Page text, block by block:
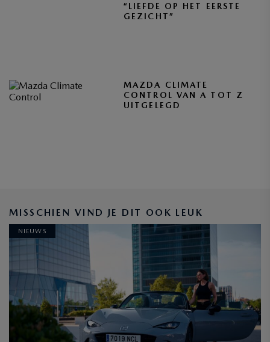
“LIEFDE OP HET EERSTE
GEZICHT”
MAZDA CLIMATE
CONTROL VAN A TOT Z
UITGELEGD
INSCHRIJVEN
MISSCHIEN VIND JE DIT OOK LEUK
NIEUWS